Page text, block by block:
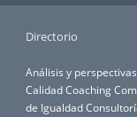
Directorio
Análisis y
CalidadCoaching
de Igualdad